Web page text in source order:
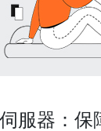
服器：保